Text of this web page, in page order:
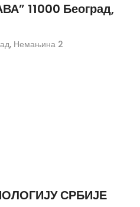
11000 Београд,
Немањина 2
СРБИЈЕ